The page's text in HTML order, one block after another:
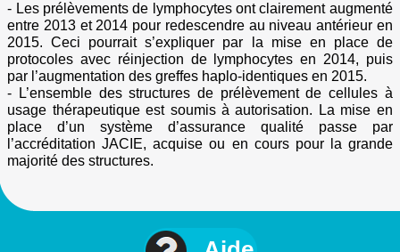
- Les prélèvements de lymphocytes ont clairement augmenté
entre 2013 et 2014 pour redescendre au niveau antérieur en
2015. Ceci pourrait s’expliquer par la mise en place de
protocoles avec réinjection de lymphocytes en 2014, puis
par l’augmentation des greffes haplo-identiques en 2015.
- L’ensemble des structures de prélèvement de cellules à
usage thérapeutique est soumis à autorisation. La mise en
place d’un système d’assurance qualité passe par
l’accréditation JACIE, acquise ou en cours pour la grande
majorité des structures.